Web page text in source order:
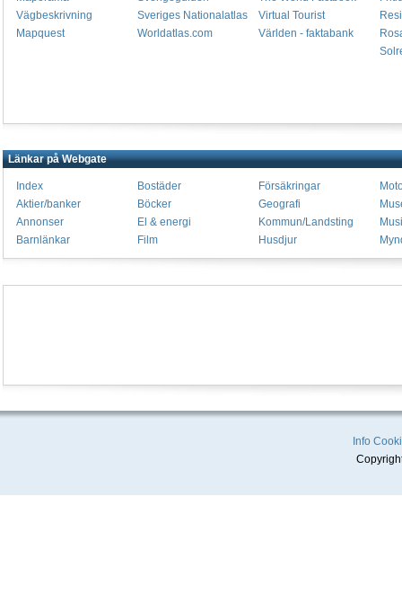
Vägbeskrivning
Mapquest
Sveriges Nationalatlas
Worldatlas.com
Virtual Tourist
Världen - faktabank
Länkar på Webgate
Index
Aktier/banker
Annonser
Barnlänkar
Bostäder
Böcker
El & energi
Film
Försäkringar
Geografi
Kommun/Landsting
Husdjur
Info